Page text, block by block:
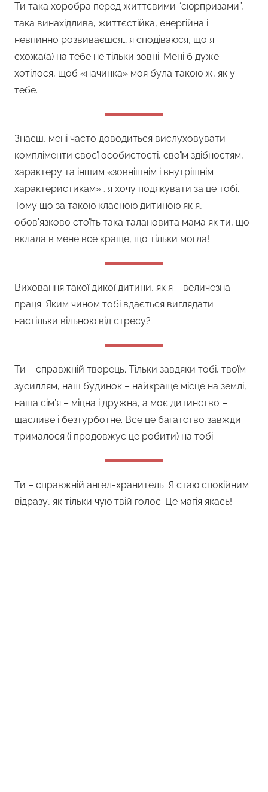
Ти така хоробра перед життєвими “сюрпризами”,
така винахідлива, життєстійка, енергійна і
невпинно розвиваєшся… я сподіваюся, що я
схожа(а) на тебе не тільки зовні. Мені б дуже
хотілося, щоб «начинка» моя була такою ж, як у
тебе.
Знаєш, мені часто доводиться вислуховувати
компліменти своєї особистості, своїм здібностям,
характеру та іншим «зовнішнім і внутрішнім
характеристикам»… я хочу подякувати за це тобі.
Тому що за такою класною дитиною як я,
обов’язково стоїть така талановита мама як ти, що
вклала в мене все краще, що тільки могла!
Виховання такої дикої дитини, як я – величезна
праця. Яким чином тобі вдається виглядати
настільки вільною від стресу?
Ти – справжній творець. Тільки завдяки тобі, твоїм
зусиллям, наш будинок – найкраще місце на землі,
наша сім’я – міцна і дружна, а моє дитинство –
щасливе і безтурботне. Все це багатство завжди
трималося (і продовжує це робити) на тобі.
Ти – справжній ангел-хранитель. Я стаю спокійним
відразу, як тільки чую твій голос. Це магія якась!